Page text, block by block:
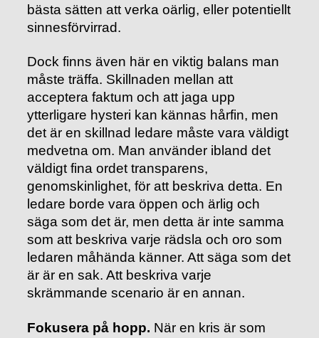
bästa sätten att verka oärlig, eller potentiellt
sinnesförvirrad.
Dock finns även här en viktig balans man
måste träffa. Skillnaden mellan att
acceptera faktum och att jaga upp
ytterligare hysteri kan kännas hårfin, men
det är en skillnad ledare måste vara väldigt
medvetna om. Man använder ibland det
väldigt fina ordet transparens,
genomskinlighet, för att beskriva detta. En
ledare borde vara öppen och ärlig och
säga som det är, men detta är inte samma
som att beskriva varje rädsla och oro som
ledaren måhända känner. Att säga som det
är är en sak. Att beskriva varje
skrämmande scenario är en annan.
Fokusera på hopp. När en kris är som